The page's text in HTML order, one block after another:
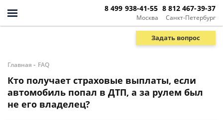
Москва
8 499 938-41-55
Санкт-Петербург
8 812 467-39-37
Задать вопрос
Главная - FAQ
Кто получает страховые выплаты, если
автомобиль попал в ДТП, а за рулем был
не его владелец?